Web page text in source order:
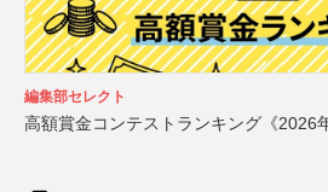
編集部セレクト
高額賞金コンテストランキング《2026